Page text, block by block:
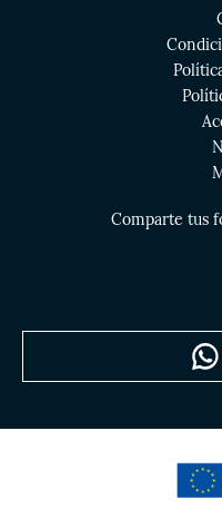
Comparte tus